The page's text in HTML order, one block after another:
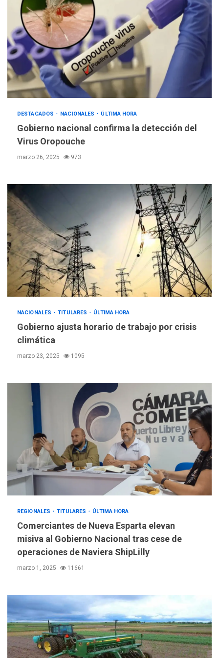
DESTACADOS NACIONALES ÚLTIMA HORA
Gobierno nacional confirma la detección del
Virus Oropouche
marzo 26, 2025 973
NACIONALES TITULARES ÚLTIMA HORA
Gobierno ajusta horario de trabajo por crisis
climática
marzo 23, 2025 1095
REGIONALES TITULARES ÚLTIMA HORA
Comerciantes de Nueva Esparta elevan
misiva al Gobierno Nacional tras cese de
operaciones de Naviera ShipLilly
marzo 1, 2025 11661